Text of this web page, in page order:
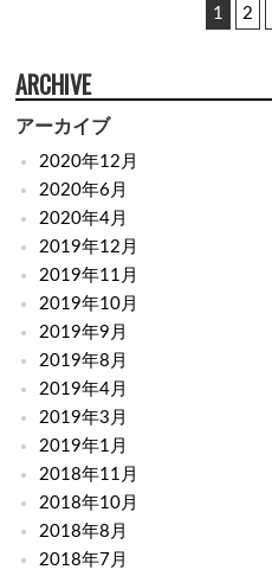
1 2
ARCHIVE
アーカイブ
2020年12月
2020年6月
2020年4月
2019年12月
2019年11月
2019年10月
2019年9月
2019年8月
2019年4月
2019年3月
2019年1月
2018年11月
2018年10月
2018年8月
2018年7月